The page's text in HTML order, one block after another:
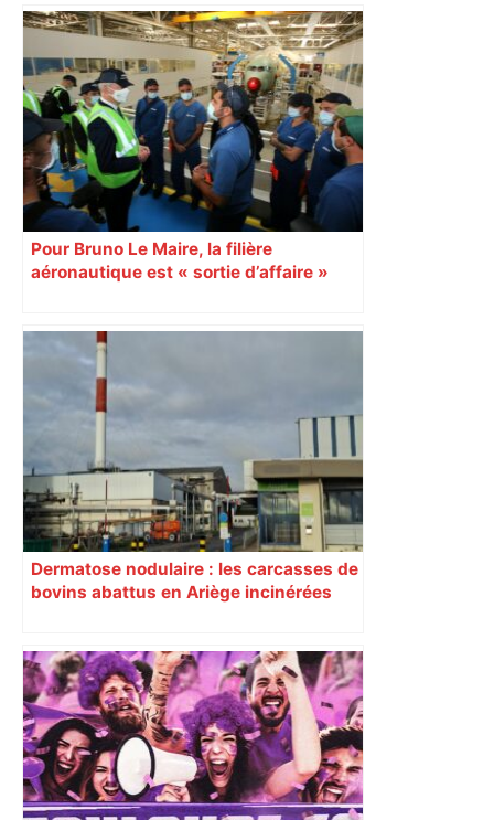
Pour Bruno Le Maire, la filière
aéronautique est « sortie d’affaire »
Dermatose nodulaire : les carcasses de
bovins abattus en Ariège incinérées